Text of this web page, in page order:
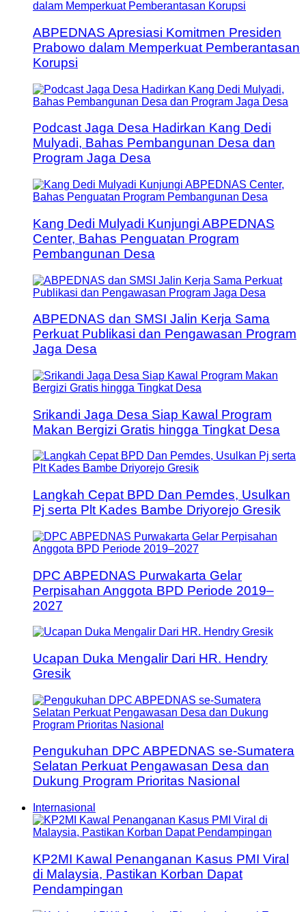
ABPEDNAS Apresiasi Komitmen Presiden
Prabowo dalam Memperkuat Pemberantasan
Korupsi
Podcast Jaga Desa Hadirkan Kang Dedi
Mulyadi, Bahas Pembangunan Desa dan
Program Jaga Desa
Kang Dedi Mulyadi Kunjungi ABPEDNAS
Center, Bahas Penguatan Program
Pembangunan Desa
ABPEDNAS dan SMSI Jalin Kerja Sama
Perkuat Publikasi dan Pengawasan Program
Jaga Desa
Srikandi Jaga Desa Siap Kawal Program
Makan Bergizi Gratis hingga Tingkat Desa
Langkah Cepat BPD Dan Pemdes, Usulkan
Pj serta Plt Kades Bambe Driyorejo Gresik
DPC ABPEDNAS Purwakarta Gelar
Perpisahan Anggota BPD Periode 2019–
2027
Ucapan Duka Mengalir Dari HR. Hendry
Gresik
Pengukuhan DPC ABPEDNAS se-Sumatera
Selatan Perkuat Pengawasan Desa dan
Dukung Program Prioritas Nasional
Internasional
KP2MI Kawal Penanganan Kasus PMI Viral
di Malaysia, Pastikan Korban Dapat
Pendampingan